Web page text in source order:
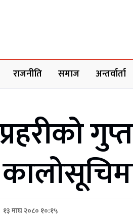
राजनीति समाज अन्तर्वार्ता
१३ माघ २०८० १०:१५